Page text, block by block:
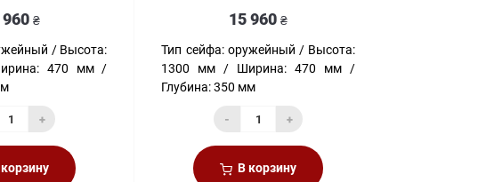
960₴
Высота:
470 мм
+
15 960₴
Тип сейфа: оружейный
Высота:
1300 мм
Ширина: 470 мм
Глубина: 350 мм
- +
В корзину